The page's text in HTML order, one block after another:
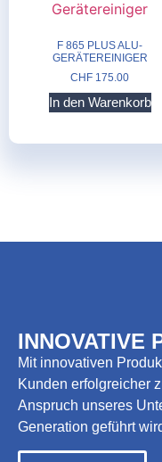
F 865 PLUS ALU-
GERÄTEREINIGER
CHF 175.00
In den Warenkorb
INNOVATIVE
Mit innovativen
Kunden erfolgreicher
Anspruch unseres
Generation geführt